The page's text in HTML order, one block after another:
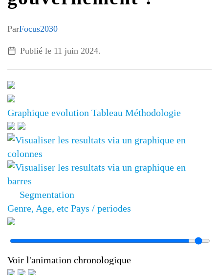
G7 / G20
TOUS LES THÈMES
ParFocus2030
Publié le 11 juin 2024.
Graphique evolution Tableau Méthodologie
Segmentation
Genre, Age, etc Pays / periodes
Voir l'animation chronologique